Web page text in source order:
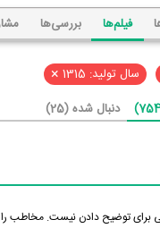
فیلم‌ها بررسی‌ها
سال تولید: 1315 ×
دنبال شده (25)
برای توضیح دادن نیست. مخاطب را